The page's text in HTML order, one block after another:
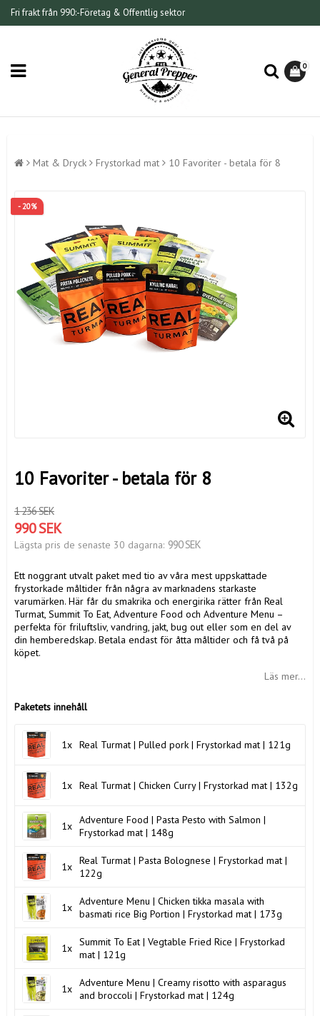
Fri frakt från 990:-Företag & Offentlig sektor
0
Mat & Dryck Frystorkad mat 10 Favoriter - betala för 8
- 20%
10 Favoriter - betala för 8
1 236 SEK
990 SEK
Lägsta pris de senaste 30 dagarna 990 SEK
Ett noggrant utvalt paket med tio av våra mest uppskattade
frystorkade måltider från några av marknadens starkaste
varumärken. Här får du smakrika och energirika rätter från Real
Turmat, Summit To Eat, Adventure Food och Adventure Menu –
perfekta för friluftsliv, vandring, jakt, bug out eller som en del av
din hemberedskap. Betala endast för åtta måltider och få två på
köpet.
Läs mer...
Paketets innehåll
1x Real Turmat | Pulled pork | Frystorkad mat | 121g
1x Real Turmat | Chicken Curry | Frystorkad mat | 132g
1x Adventure Food | Pasta Pesto with Salmon |
Frystorkad mat | 148g
1x Real Turmat | Pasta Bolognese | Frystorkad mat |
122g
1x Adventure Menu | Chicken tikka masala with
basmati rice Big Portion | Frystorkad mat | 173g
1x Summit To Eat | Vegtable Fried Rice | Frystorkad
mat | 121g
1x Adventure Menu | Creamy risotto with asparagus
and broccoli | Frystorkad mat | 124g